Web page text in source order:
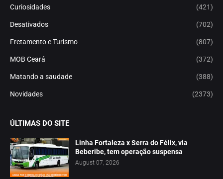
Curiosidades (421)
Desativados (702)
Fretamento e Turismo (807)
MOB Ceará (372)
Matando a saudade (388)
Novidades (2373)
ÚLTIMAS DO SITE
Linha Fortaleza x Serra do Félix, via
Beberibe, tem operação suspensa
August 07, 2026